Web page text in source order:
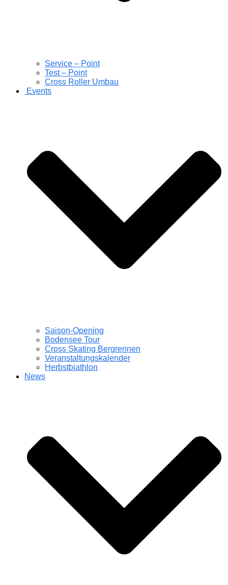
Service – Point
Test – Point
Cross Roller Umbau
Events
Saison-Opening
Bodensee Tour
Cross Skating Bergrennen
Veranstaltungskalender
Herbstbiathlon
News